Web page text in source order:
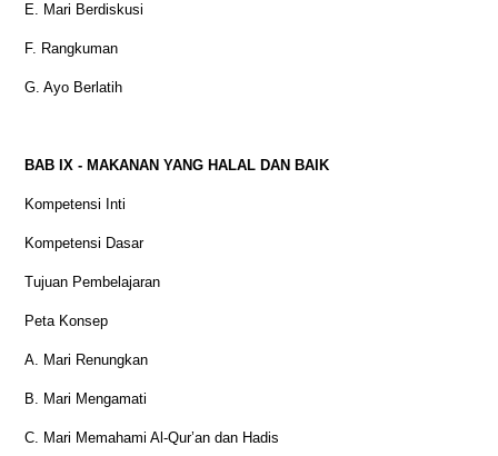
E. Mari Berdiskusi
F. Rangkuman
G. Ayo Berlatih
BAB IX - MAKANAN YANG HALAL DAN BAIK
Kompetensi Inti
Kompetensi Dasar
Tujuan Pembelajaran
Peta Konsep
A. Mari Renungkan
B. Mari Mengamati
C. Mari Memahami Al-Qur’an dan Hadis